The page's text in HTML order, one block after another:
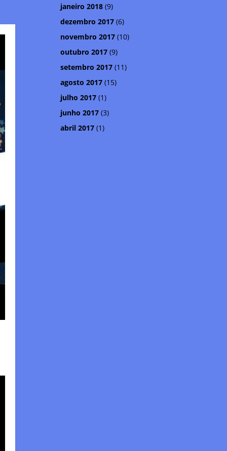
janeiro 2018 (9)
dezembro 2017 (6)
novembro 2017 (10)
outubro 2017 (9)
setembro 2017 (11)
agosto 2017 (15)
julho 2017 (1)
junho 2017 (3)
abril 2017 (1)